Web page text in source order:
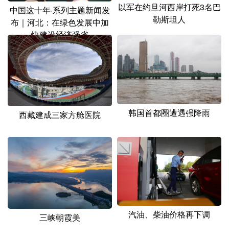
中国这十年·系列主题新闻发
布｜河北：在绿色发展中加
快建设经济强省
以军在约旦河西岸打死3名巴
勒斯坦人
西藏建成三家方舱医院 韩国首都圈遭遇强降雨
三峡朝霞美 汽油、柴油价格再下调